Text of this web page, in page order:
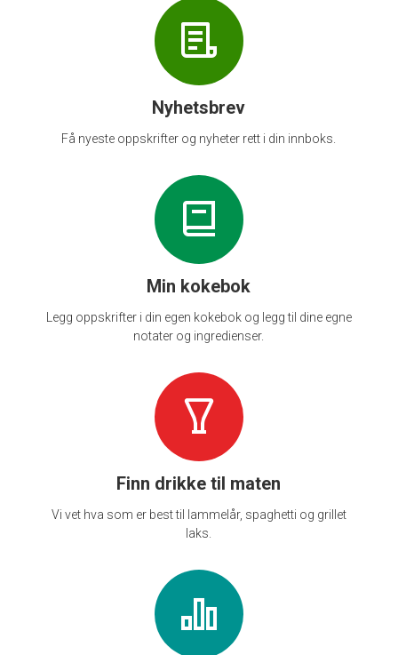
Nyhetsbrev
Få nyeste oppskrifter og nyheter rett i din innboks.
Min kokebok
Legg oppskrifter i din egen kokebok og legg til dine egne
notater og ingredienser.
Finn drikke til maten
Vi vet hva som er best til lammelår, spaghetti og grillet
laks.